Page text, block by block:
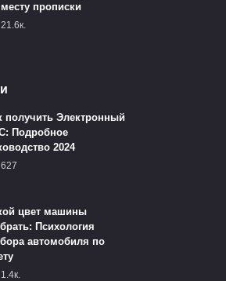
прописки
21.6к.
получить Электронный
Подробное
2024
627
цвет машины
Психология
автомобиля по
1.4к.